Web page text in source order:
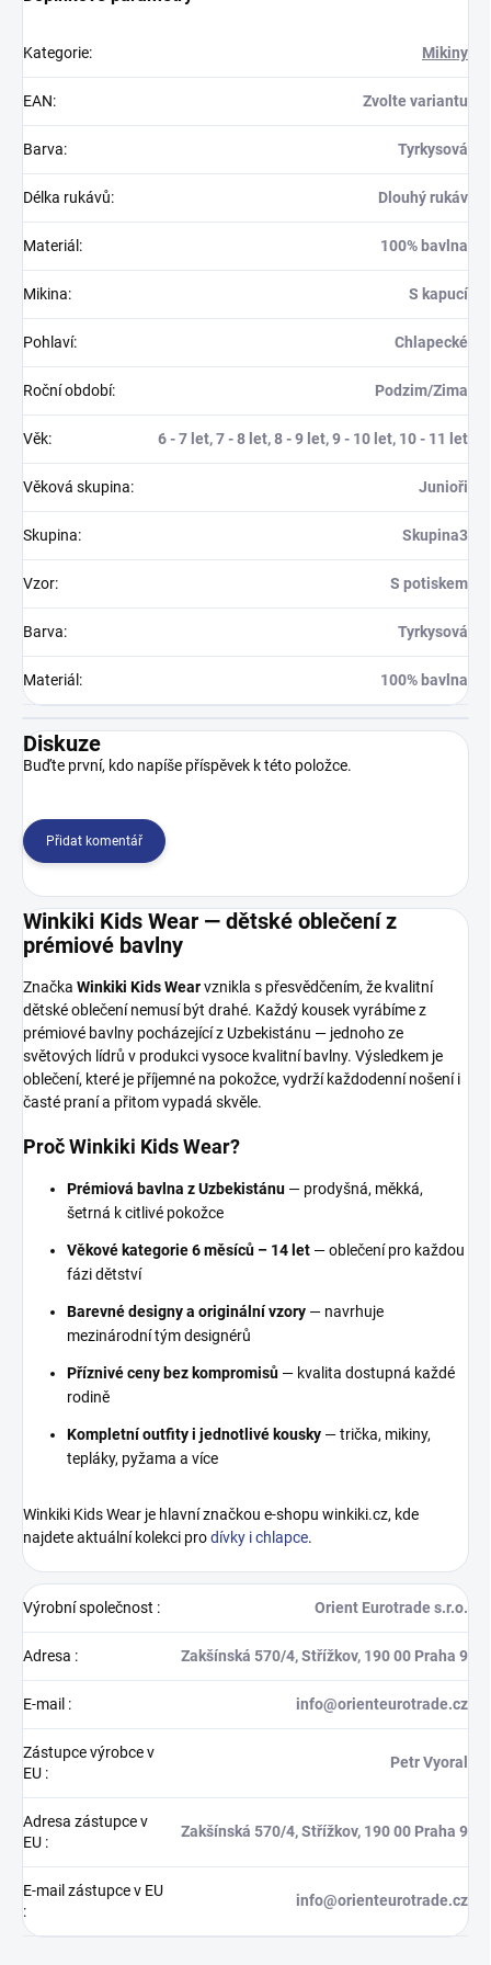
Kategorie: Mikiny
EAN: Zvolte variantu
Barva: Tyrkysová
Délka rukávů: Dlouhý rukáv
Materiál : 100% bavlna
Mikina: S kapucí
Pohlaví: Chlapecké
Roční období: Podzim/Zima
Věk: 6 - 7 let, 7 - 8 let, 8 - 9 let, 9 - 10 let, 10 - 11 let
Věková skupina: Junioři
Skupina: Skupina3
Vzor: S potiskem
Barva: Tyrkysová
Materiál : 100% bavlna
Diskuze
Buďte první, kdo napíše příspěvek k této položce.
Přidat komentář
Winkiki Kids Wear — dětské oblečení z
prémiové bavlny
Značka Winkiki Kids Wearvznikla s přesvědčením, že kvalitní
dětské oblečení nemusí být drahé. Každý kousek vyrábíme z
prémiové bavlny pocházející z Uzbekistánu — jednoho ze
světových lídrů v produkci vysoce kvalitní bavlny. Výsledkem je
oblečení, které je příjemné na pokožce, vydrží každodenní nošení i
časté praní a přitom vypadá skvěle.
Proč Winkiki Kids Wear?
Prémiová bavlna z Uzbekistánu — prodyšná, měkká,
šetrná k citlivé pokožce
Věkové kategorie 6 měsíců – 14 let — oblečení pro každou
fázi dětství
Barevné designy a originální vzory — navrhuje
mezinárodní tým designérů
Příznivé ceny bez kompromisů — kvalita dostupná každé
rodině
Kompletní outfity i jednotlivé kousky — trička, mikiny,
tepláky, pyžama a více
Winkiki Kids Wear je hlavní značkou e-shopu winkiki.cz, kde
najdete aktuální kolekci prodívky i chlapce.
Výrobní společnost : Orient Eurotrade s.r.o.
Adresa : Zakšínská 570/4, Střížkov, 190 00 Praha 9
E-mail : info@orienteurotrade.cz
Zástupce výrobce v
EU :
Petr Vyoral
Adresa zástupce v
EU :
Zakšínská 570/4, Střížkov, 190 00 Praha 9
E-mail zástupce v EU
:
info@orienteurotrade.cz